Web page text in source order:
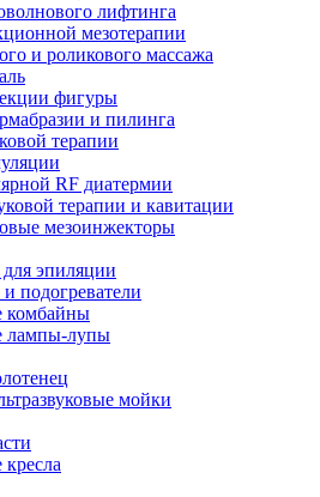
лифтинга
мезотерапии
и роликового массажа
фигуры
и пилинга
терапии
RF диатермии
терапии и кавитации
мезоинжекторы
эпиляции
подогреватели
комбайны
лампы-лупы
мойки